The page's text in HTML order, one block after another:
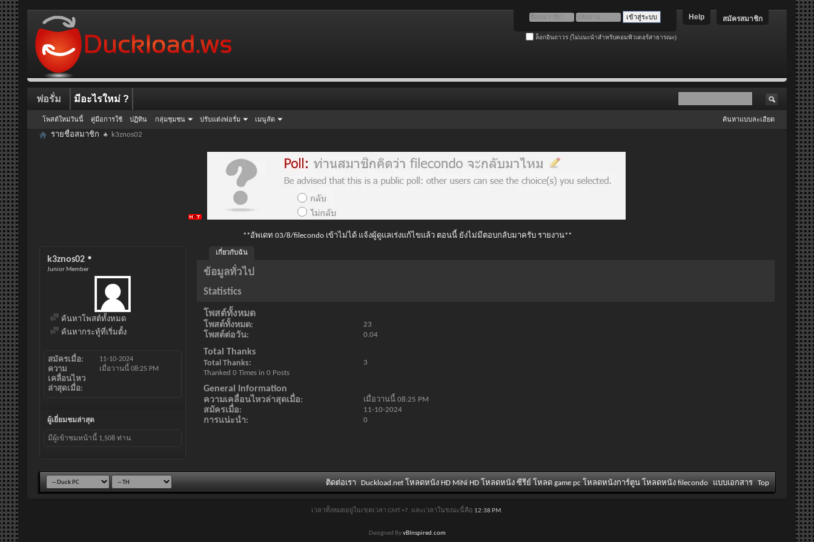
สมัครสมาชิก
Help
ล็อกอินถาวร (ไม่แนะนำสำหรับคอมพิวเตอร์สาธารณะ)
ฟอรั่ม
โพสต์ใหม่วันนี้ คู่มือการใช้ ปฏิทิน กลุ่มชุมชน ปรับแต่งฟอรั่ม เมนูลัด
มีอะไรใหม่ ?
ค้นหาแบบละเอียด
รายชื่อสมาชิก k3znos02
**อัพเดท 03/8/filecondo เข้าไม่ได้ แจ้งผู้ดูแลเร่งแก้ไขแล้ว ตอนนี้ ยังไม่มีตอบกลับมาครับ รายงาน**
k3znos02
Junior Member
ค้นหาโพสต์ทั้งหมด
ค้นหากระทู้ที่เริ่มตั้ง
สมัครเมื่อ 11-10-2024
ความ
เคลื่อนไหว
ล่าสุดเมื่อ
เมื่อวานนี้ 08:25 PM
ผู้เยี่ยมชมล่าสุด
มีผู้เข้าชมหน้านี้ 1,508 ท่าน
เกี่ยวกับฉัน
ข้อมูลทั่วไป
Statistics
โพสต์ทั้งหมด
โพสต์ทั้งหมด 23
โพสต์ต่อวัน 0.04
Total Thanks
Total Thanks
3
Thanked 0 Times in 0 Posts
General Information
ความเคลื่อนไหวล่าสุดเมื่อ เมื่อวานนี้08:25 PM
สมัครเมื่อ 11-10-2024
การแน่ะนำ 0
ติดต่อเรา Duckload.net โหลดหนัง HD MiNi HD โหลดหนัง ซีรีย์ โหลด game pc โหลดหนังการ์ตูน โหลดหนัง filecondo แบบเอกสาร Top
เวลาทั้งหมดอยู่ในเขตเวลา GMT +7. และเวลาในขณะนี้คือ 12:38 PM.
Designed ByvBInspired.com